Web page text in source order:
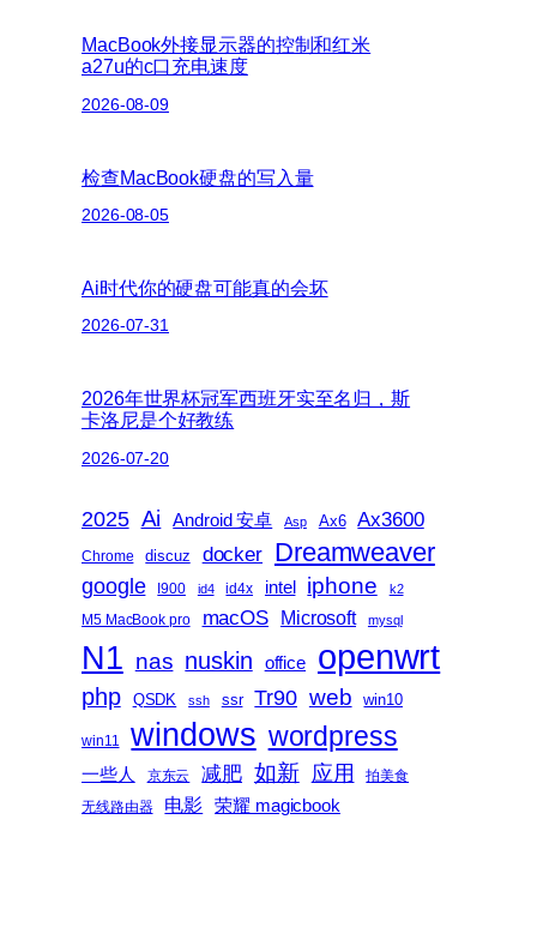
MacBook外接显示器的控制和红米
a27u的c口充电速度
2026-08-09
检查MacBook硬盘的写入量
2026-08-05
Ai时代你的硬盘可能真的会坏
2026-07-31
2026年世界杯冠军西班牙实至名归，斯
卡洛尼是个好教练
2026-07-20
2025 Ai Android 安卓 Asp Ax6 Ax3600
Chrome discuz docker Dreamweaver
google I900 id4 id4x intel iphone k2
M5 MacBook pro macOS Microsoft mysql
N1 nas nuskin office openwrt
php QSDK ssh ssr Tr90 web win10
win11 windows wordpress
一些人 京东云 减肥 如新 应用
拍美食
无线路由器
电影 荣耀 magicbook